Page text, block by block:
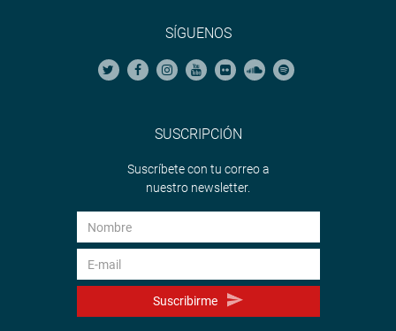
SÍGUENOS
SUSCRIPCIÓN
Suscríbete con tu correo a
nuestro newsletter.
Suscribirme